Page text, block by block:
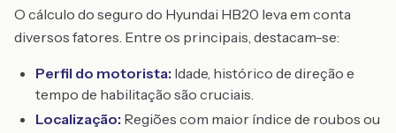
O cálculo do seguro do Hyundai HB20 leva em conta
diversos fatores. Entre os principais, destacam-se:
Perfil do motorista: Idade, histórico de direção e
tempo de habilitação são cruciais.
Localização: Regiões com maior índice de roubos ou